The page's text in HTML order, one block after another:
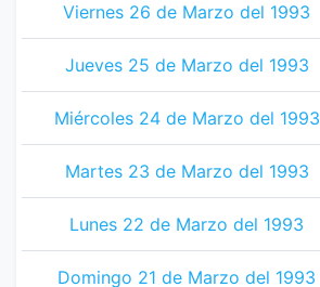
Viernes 26 de Marzo del 1993
Jueves 25 de Marzo del 1993
Miércoles 24 de Marzo del 1993
Martes 23 de Marzo del 1993
Lunes 22 de Marzo del 1993
Domingo 21 de Marzo del 1993